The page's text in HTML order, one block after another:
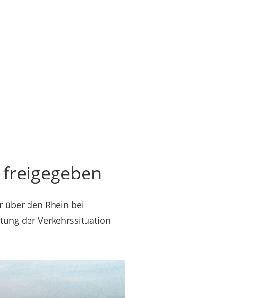
über den Rhein bei
der Verkehrssituation